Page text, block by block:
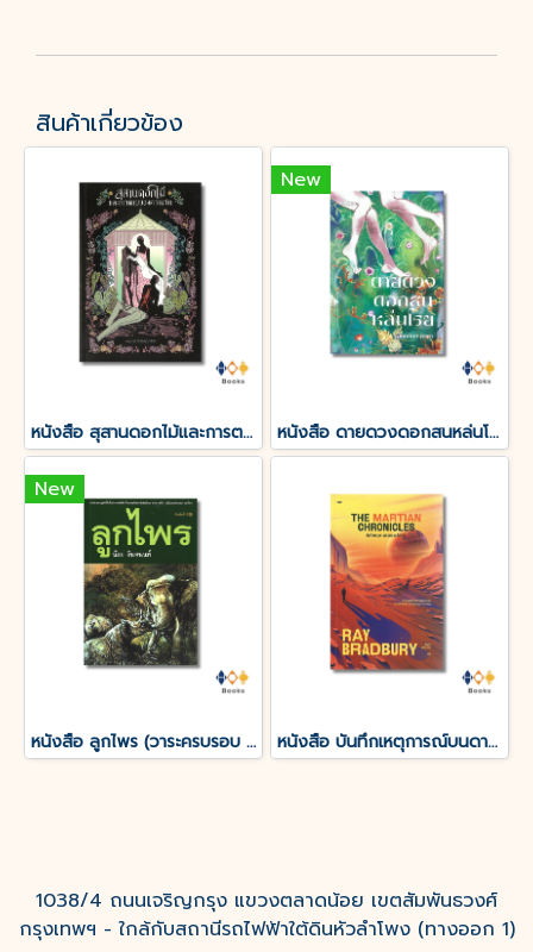
สินค้าเกี่ยวข้อง
หนังสือ สุสานดอกไม้และการตายของความรัก
New
หนังสือ ดายดวงดอกสนหล่นโรย
New
หนังสือ ลูกไพร (วาระครบรอบ 120 ปีชาตกาลมาลัย ชูพินิจ) หนังสือ บันทึกเหตุการณ์บนดาวอังคาร THE MARTIAN CHRONICLES
1038/4 ถนนเจริญกรุง แขวงตลาดน้อย เขตสัมพันธวงศ์
กรุงเทพฯ - ใกล้กับสถานีรถไฟฟ้าใต้ดินหัวลำโพง (ทางออก 1)